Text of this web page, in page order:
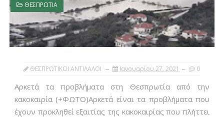
ΘΕΣΠΡΩΤΙΑ
ΘΕΣΠΡΩΤΙΚΟΙ ΑΝΤΙΛΑΛΟΙ Ιανουαρίου 27, 2021 0
Αρκετά τα προβλήματα στη Θεσπρωτία από την
κακοκαιρία (+ΦΩΤΟ)Αρκετά είναι τα προβλήματα που
έχουν προκληθεί εξαιτίας της κακοκαιρίας που πλήττει